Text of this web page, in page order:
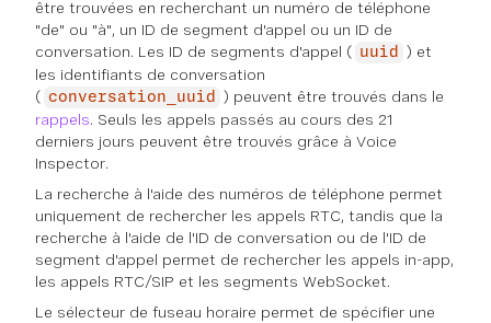
être trouvées en recherchant un numéro de téléphone
"de" ou "à", un ID de segment d'appel ou un ID de
conversation. Les ID de segments d'appel ( uuid
) et
les identifiants de conversation
( conversation_uuid
) peuvent être trouvés dans le
rappels. Seuls les appels passés au cours des 21
derniers jours peuvent être trouvés grâce à Voice
Inspector.
La recherche à l'aide des numéros de téléphone permet
uniquement de rechercher les appels RTC, tandis que la
recherche à l'aide de l'ID de conversation ou de l'ID de
segment d'appel permet de rechercher les appels in-app,
les appels RTC/SIP et les segments WebSocket.
Le sélecteur de fuseau horaire permet de spécifier une